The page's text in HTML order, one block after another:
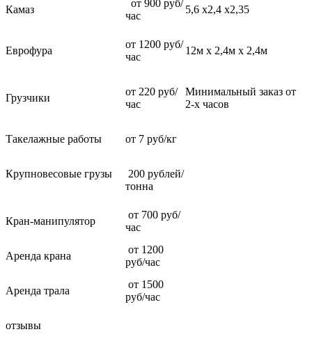
Камаз
от 900 руб/
час
5,6 х2,4 х2,35
Еврофура
от 1200 руб/
час
12м х 2,4м х 2,4м
Грузчики
от 220 руб/
час
Минимальный заказ от
2-х часов
Такелажные работы от 7 руб/кг
Крупновесовые грузы
200 рублей/
тонна
Кран-манипулятор
от 700 руб/
час
Аренда крана
от 1200
руб/час
Аренда трала
от 1500
руб/час
отзывы